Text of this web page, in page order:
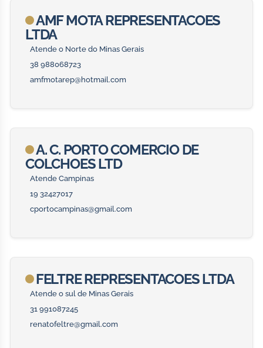
AMF MOTA REPRESENTACOES
LTDA
Atende o Norte do Minas Gerais
38 988068723
amfmotarep@hotmail.com
A. C. PORTO COMERCIO DE
COLCHOES LTD
Atende Campinas
19 32427017
cportocampinas@gmail.com
FELTRE REPRESENTACOES LTDA
Atende o sul de Minas Gerais
31 991087245
renatofeltre@gmail.com